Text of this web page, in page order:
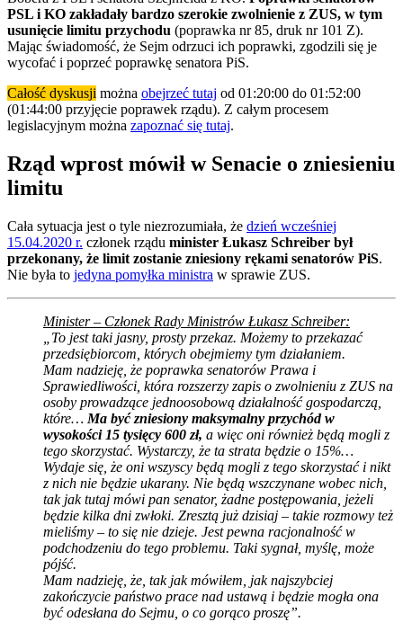
PSL i KO zakładały bardzo szerokie zwolnienie z ZUS, w tym
usunięcie limitu przychodu (poprawka nr 85, druk nr 101 Z).
Mając świadomość, że Sejm odrzuci ich poprawki, zgodzili się je
wycofać i poprzeć poprawkę senatora PiS.
Całość dyskusji można obejrzeć tutaj od 01:20:00 do 01:52:00
(01:44:00 przyjęcie poprawek rządu). Z całym procesem
legislacyjnym można zapoznać się tutaj.
Rząd wprost mówił w Senacie o zniesieniu
limitu
Cała sytuacja jest o tyle niezrozumiała, że dzień wcześniej
15.04.2020 r. członek rządu minister Łukasz Schreiber był
przekonany, że limit zostanie zniesiony rękami senatorów PiS.
Nie była to jedyna pomyłka ministra w sprawie ZUS.
Minister – Członek Rady Ministrów Łukasz Schreiber:
„To jest taki jasny, prosty przekaz. Możemy to przekazać
przedsiębiorcom, których obejmiemy tym działaniem.
Mam nadzieję, że poprawka senatorów Prawa i
Sprawiedliwości, która rozszerzy zapis o zwolnieniu z ZUS na
osoby prowadzące jednoosobową działalność gospodarczą,
które… Ma być zniesiony maksymalny przychód w
wysokości 15 tysięcy 600 zł, a więc oni również będą mogli z
tego skorzystać. Wystarczy, że ta strata będzie o 15%…
Wydaje się, że oni wszyscy będą mogli z tego skorzystać i nikt
z nich nie będzie ukarany. Nie będą wszczynane wobec nich,
tak jak tutaj mówi pan senator, żadne postępowania, jeżeli
będzie kilka dni zwłoki. Zresztą już dzisiaj – takie rozmowy też
mieliśmy – to się nie dzieje. Jest pewna racjonalność w
podchodzeniu do tego problemu. Taki sygnał, myślę, może
pójść.
Mam nadzieję, że, tak jak mówiłem, jak najszybciej
zakończycie państwo prace nad ustawą i będzie mogła ona
być odesłana do Sejmu, o co gorąco proszę”.